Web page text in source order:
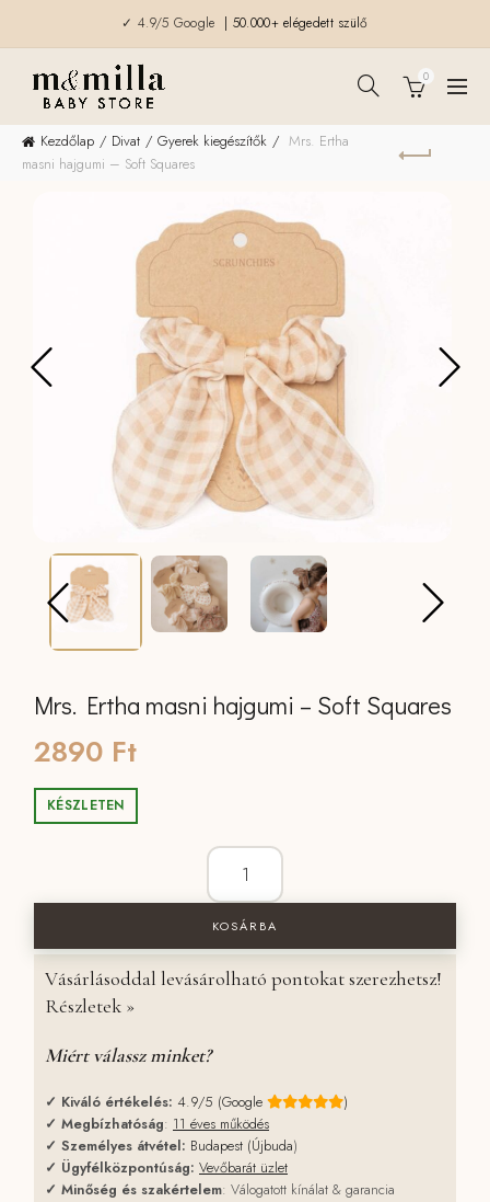
✓ 4.9/5 Google | 50.000+ elégedett szülő
0
Kezdőlap Divat Gyerek kiegészítők
Mrs. Ertha
masni hajgumi – Soft Squares
Mrs. Ertha masni hajgumi – Soft Squares
2890 Ft
KÉSZLETEN
Mrs. Ertha masni hajgumi - Soft
KOSÁRBA
Vásárlásoddal levásárolható pontokat szerezhetsz!
Részletek »
Miért válassz minket?
✓ Kiváló értékelés: 4.9/5 (Google
)
✓ Megbízhatóság: 11 éves működés
✓ Személyes átvétel: Budapest (Újbuda)
✓ Ügyfélközpontúság: Vevőbarát üzlet
✓ Minőség és szakértelem: Válogatott kínálat & garancia